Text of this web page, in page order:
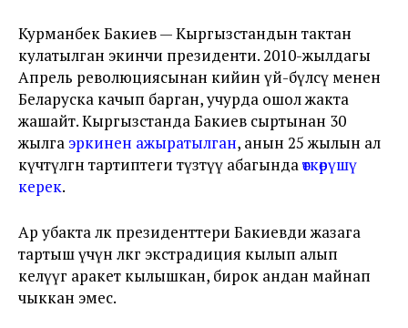
Курманбек Бакиев — Кыргызстандын тактан
кулатылган экинчи президенти. 2010-жылдагы
Апрель революциясынан кийин үй-бүлөсү менен
Беларуска качып барган, учурда ошол жакта
жашайт. Кыргызстанда Бакиев сыртынан 30
жылга эркинен ажыратылган, анын 25 жылын ал
күчөтүлгөн тартиптеги түзөтүү абагында өткөрүшү
керек.
Ар убакта өлкө президенттери Бакиевди жазага
тартыш үчүн өлкөгө экстрадиция кылып алып
келүүгө аракет кылышкан, бирок андан майнап
чыккан эмес.